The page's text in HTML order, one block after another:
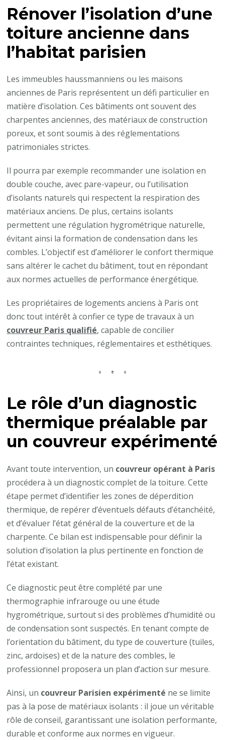
Rénover l’isolation d’une
toiture ancienne dans
l’habitat parisien
Les immeubles haussmanniens ou les maisons
anciennes de Paris représentent un défi particulier en
matière d’isolation. Ces bâtiments ont souvent des
charpentes anciennes, des matériaux de construction
poreux, et sont soumis à des réglementations
patrimoniales strictes.
Il pourra par exemple recommander une isolation en
double couche, avec pare-vapeur, ou l’utilisation
d’isolants naturels qui respectent la respiration des
matériaux anciens. De plus, certains isolants
permettent une régulation hygrométrique naturelle,
évitant ainsi la formation de condensation dans les
combles. L’objectif est d’améliorer le confort thermique
sans altérer le cachet du bâtiment, tout en répondant
aux normes actuelles de performance énergétique.
Les propriétaires de logements anciens à Paris ont
donc tout intérêt à confier ce type de travaux à un
couvreur Paris qualifié, capable de concilier
contraintes techniques, réglementaires et esthétiques.
Le rôle d’un diagnostic
thermique préalable par
un couvreur expérimenté
Avant toute intervention, un couvreur opérant à Paris
procédera à un diagnostic complet de la toiture. Cette
étape permet d’identifier les zones de déperdition
thermique, de repérer d’éventuels défauts d’étanchéité,
et d’évaluer l’état général de la couverture et de la
charpente. Ce bilan est indispensable pour définir la
solution d’isolation la plus pertinente en fonction de
l’état existant.
Ce diagnostic peut être complété par une
thermographie infrarouge ou une étude
hygrométrique, surtout si des problèmes d’humidité ou
de condensation sont suspectés. En tenant compte de
l’orientation du bâtiment, du type de couverture (tuiles,
zinc, ardoises) et de la nature des combles, le
professionnel proposera un plan d’action sur mesure.
Ainsi, un couvreur Parisien expérimenté ne se limite
pas à la pose de matériaux isolants : il joue un véritable
rôle de conseil, garantissant une isolation performante,
durable et conforme aux normes en vigueur.